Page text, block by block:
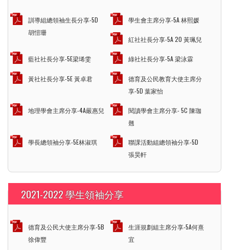
訓導組總領袖生長分享-5D
胡愷珊
學生會主席分享-5A 林熙媛
紅社社長分享-5A 20 黃珮兒
藍社社長分享-5E梁琋雯 綠社社長分享-5A 梁泳霖
黃社社長分享-5E 黃卓君
德育及公民教育大使主席分
享-5D 葉家怡
地理學會主席分享-4A嚴惠兒
閱讀學會主席分享- 5C 陳珈
翹
學長總領袖分享-5E林淑琪
聯課活動組總領袖分享-5D
張昊軒
2021-2022 學生領袖分享
德育及公民大使主席分享-5B
徐偉豐
生涯規劃組主席分享-5A何熹
宜